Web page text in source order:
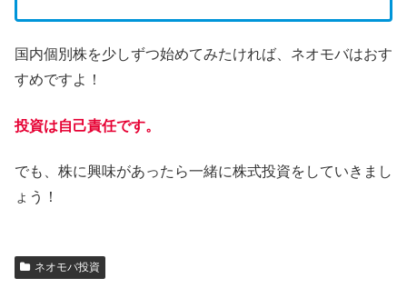
国内個別株を少しずつ始めてみたければ、ネオモバはおす
すめですよ！
投資は自己責任です。
でも、株に興味があったら一緒に株式投資をしていきまし
ょう！
ネオモバ投資